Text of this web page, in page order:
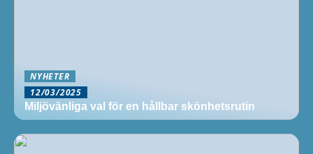
NYHETER
12/03/2025
Miljövänliga val för en hållbar skönhetsrutin